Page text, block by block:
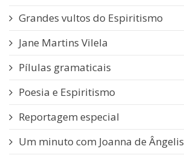
Grandes vultos do Espiritismo
Jane Martins Vilela
Pílulas gramaticais
Poesia e Espiritismo
Reportagem especial
Um minuto com Joanna de Ângelis